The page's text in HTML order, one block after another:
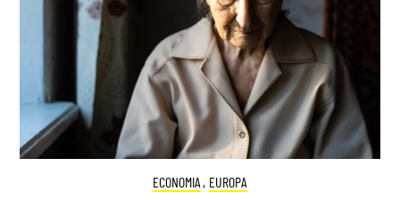
ECONOMIA , EUROPA